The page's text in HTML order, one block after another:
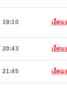
19:10 เอ็ด
20:43 เอ็ด
21:45 เอ็ด